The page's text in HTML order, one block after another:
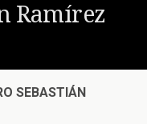
Ramírez
SEBASTIÁN